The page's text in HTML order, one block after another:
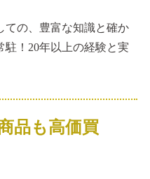
ての、豊富な知識と確か
駐！20年以上の経験と実
品も高価買